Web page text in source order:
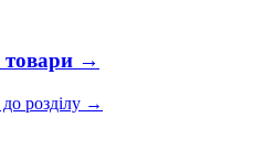
товари →
розділу →